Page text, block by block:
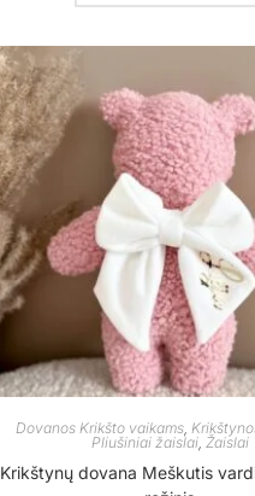
Dovanos Krikšto vaikams,
Pliušiniai žaislai, Žaislai
Krikštynų dovana Meškutis